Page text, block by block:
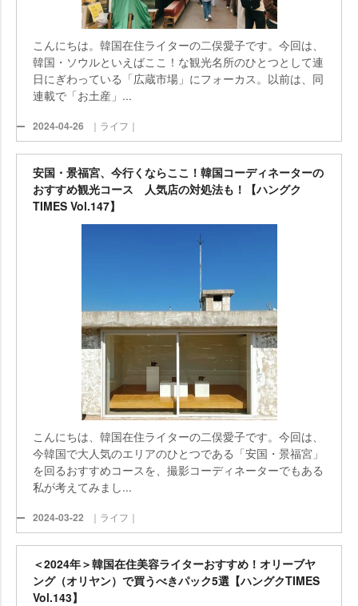
こんにちは。韓国在住ライターの二俣愛子です。今回は、
韓国・ソウルといえばここ！な観光名所のひとつとして連
日にぎわっている「広蔵市場」にフォーカス。以前は、同
連載で「お土産」...
2024-04-26 ｜ライフ｜
安国・景福宮、今行くならここ！韓国コーディネーターの
おすすめ観光コース 人気店の対処法も！【ハングク
TIMES Vol.147】
こんにちは、韓国在住ライターの二俣愛子です。今回は、
今韓国で大人気のエリアのひとつである「安国・景福宮」
を回るおすすめコースを、撮影コーディネーターでもある
私が考えてみまし...
2024-03-22 ｜ライフ｜
＜2024年＞韓国在住美容ライターおすすめ！オリーブヤ
ング（オリヤン）で買うべきパック5選【ハングクTIMES
Vol.143】